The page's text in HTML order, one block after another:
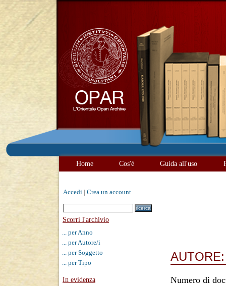
Home Cos'è Guida all'uso
Accedi Crea un account
Scorri l'archivio
... per Anno
... per Autore/i
... per Soggetto
... per Tipo
In evidenza
Numero di